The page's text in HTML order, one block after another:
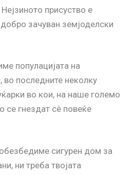
присуство е
зачуван земјоделски
популацијата на
во последните неколку
во кои, на наше големо
се гнездат сè повеќе
сигурен дом за
ни треба твојата